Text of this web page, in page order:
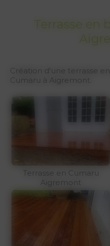
Terrasse en
Création d'une terrasse
Cumaru à Aigremont.
Terrasse en Cumaru
Aigremont